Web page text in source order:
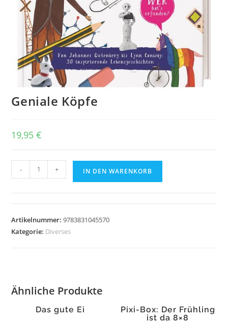
Geniale Köpfe
19,95€
Köpfe
- + IN DEN WARENKORB
Artikelnummer:9783831045570
Kategorie: Diverses
Ähnliche Produkte
Das gute Ei
Pixi-Box: Der Frühling
ist da 8×8